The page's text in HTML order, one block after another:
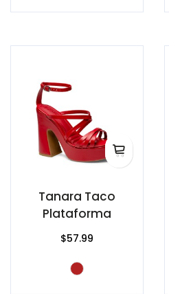
Tanara Taco
Plataforma
$57.99